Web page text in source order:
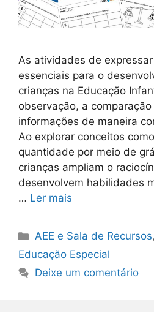
As atividades de
essenciais para o
crianças na Educação
observação, a
informações de maneira
Ao explorar conceitos
quantidade por meio de
crianças ampliam o
desenvolvem habilidades
… Ler mais
Categorias
AEE e Sala de Recursos
Educação Especial
Deixe um comentário